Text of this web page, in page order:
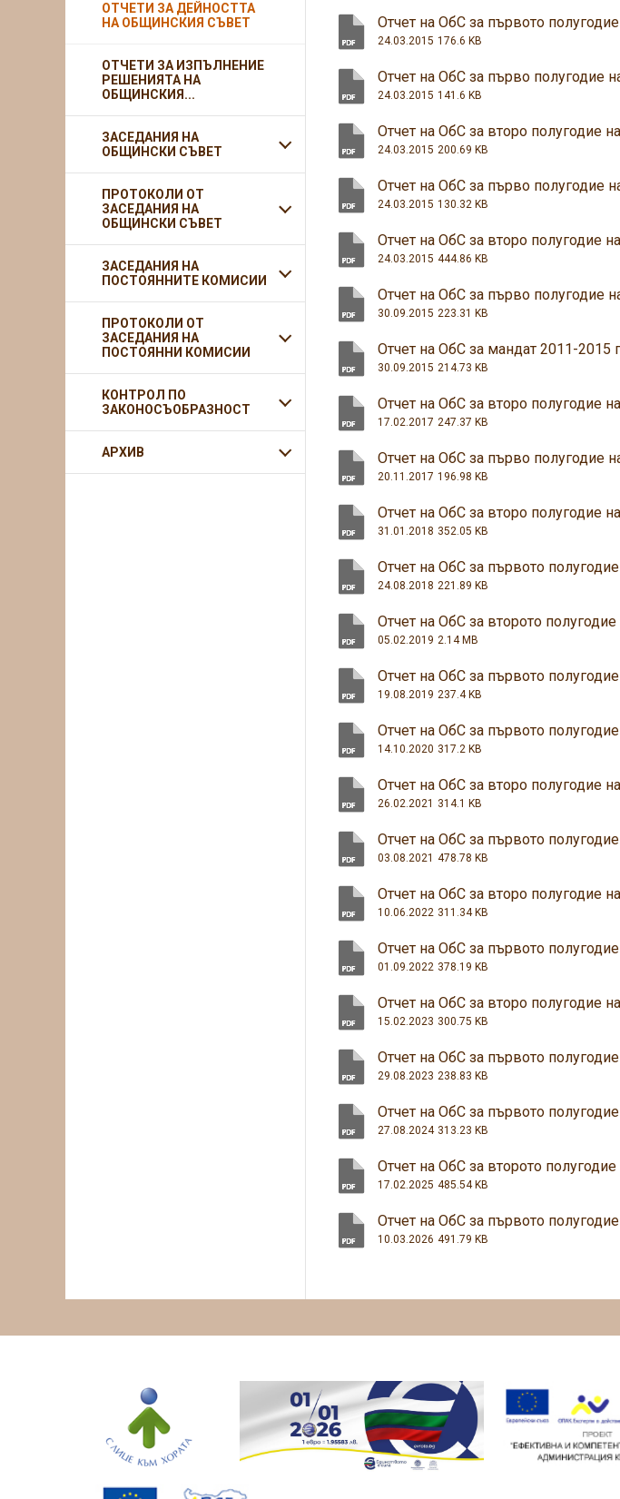
Отчет на ОбС за първото
24.03.2015 176.6 KB
Отчет на ОбС за първо полугодие
24.03.2015 141.6 KB
Отчет на ОбС за второ полугодие
24.03.2015 200.69 KB
Отчет на ОбС за първо полугодие
24.03.2015 130.32 KB
Отчет на ОбС за второ полугодие
24.03.2015 444.86 KB
Отчет на ОбС за първо полугодие
30.09.2015 223.31 KB
Отчет на ОбС за мандат 2011-2015
30.09.2015 214.73 KB
Отчет на ОбС за второ полугодие
17.02.2017 247.37 KB
Отчет на ОбС за първо полугодие
20.11.2017 196.98 KB
Отчет на ОбС за второ полугодие
31.01.2018 352.05 KB
Отчет на ОбС за първото
24.08.2018 221.89 KB
Отчет на ОбС за второто
05.02.2019 2.14 MB
Отчет на ОбС за първото
19.08.2019 237.4 KB
Отчет на ОбС за първото
14.10.2020 317.2 KB
Отчет на ОбС за второ полугодие
26.02.2021 314.1 KB
Отчет на ОбС за първото
03.08.2021 478.78 KB
Отчет на ОбС за второ полугодие
10.06.2022 311.34 KB
Отчет на ОбС за първото
01.09.2022 378.19 KB
Отчет на ОбС за второ полугодие
15.02.2023 300.75 KB
Отчет на ОбС за първото
29.08.2023 238.83 KB
Отчет на ОбС за първото
27.08.2024 313.23 KB
Отчет на ОбС за второто
17.02.2025 485.54 KB
Oтчет на ОбС за първото
10.03.2026 491.79 KB
ОТЧЕТИ ЗА ДЕЙНОСТТА
НА ОБЩИНСКИЯ СЪВЕТ
ОТЧЕТИ ЗА ИЗПЪЛНЕНИЕ
РЕШЕНИЯТА НА
ОБЩИНСКИЯ...
ЗАСЕДАНИЯ НА
ОБЩИНСКИ СЪВЕТ
ПРОТОКОЛИ ОТ
ЗАСЕДАНИЯ НА
ОБЩИНСКИ СЪВЕТ
ЗАСЕДАНИЯ НА
ПОСТОЯННИТЕ КОМИСИИ
ПРОТОКОЛИ ОТ
ЗАСЕДАНИЯ НА
ПОСТОЯННИ КОМИСИИ
КОНТРОЛ ПО
ЗАКОНОСЪОБРАЗНОСТ
АРХИВ